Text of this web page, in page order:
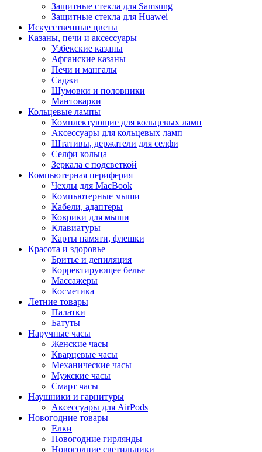
Защитные стекла для Samsung
Защитные стекла для Huawei
Искусственные цветы
Казаны, печи и аксессуары
Узбекские казаны
Афганские казаны
Печи и мангалы
Саджи
Шумовки и половники
Мантоварки
Кольцевые лампы
Комплектующие для кольцевых ламп
Аксессуары для кольцевых ламп
Штативы, держатели для селфи
Селфи кольца
Зеркала с подсветкой
Компьютерная периферия
Чехлы для MacBook
Компьютерные мыши
Кабели, адаптеры
Коврики для мыши
Клавиатуры
Карты памяти, флешки
Красота и здоровье
Бритье и депиляция
Корректирующее белье
Массажеры
Косметика
Летние товары
Палатки
Батуты
Наручные часы
Женские часы
Кварцевые часы
Механические часы
Мужские часы
Смарт часы
Наушники и гарнитуры
Аксессуары для AirPods
Новогодние товары
Елки
Новогодние гирлянды
Новогодние светильники